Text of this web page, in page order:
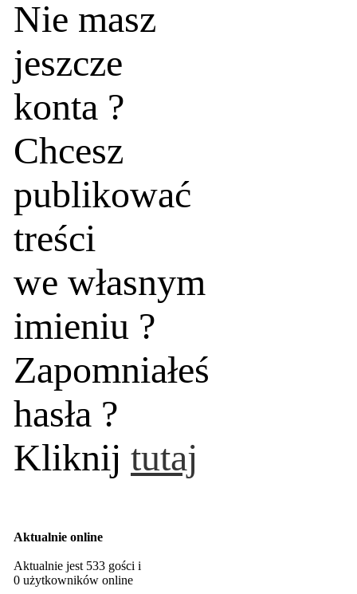
Nie masz
jeszcze
konta ?
Chcesz
publikować
treści
we własnym
imieniu ?
Zapomniałeś
hasła ?
Kliknij tutaj
Aktualnie online
Aktualnie jest 533 gości i
0 użytkowników online